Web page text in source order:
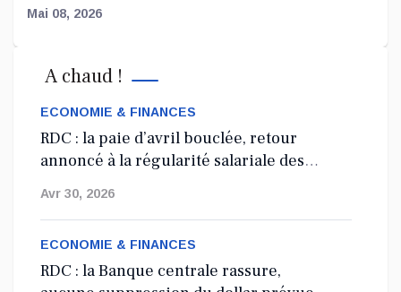
Mai 08, 2026
Affaire FRIVAO : la société civile salue les
à une enquête élargie
Le Centre de recherche en finances publiques et
développement...
Mai 07, 2026
A chaud !
ECONOMIE & FINANCES
RDC : la paie d’avril bouclée, retour
annoncé à la régularité salariale des
Avr 30, 2026
ECONOMIE & FINANCES
RDC : la Banque centrale rassure,